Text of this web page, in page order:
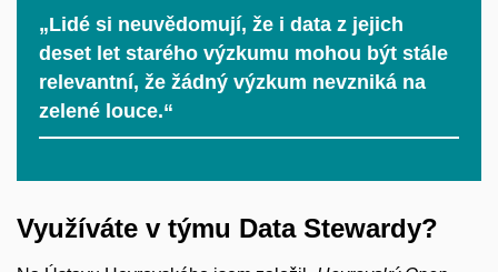
„Lidé si neuvědomují, že i data z jejich
deset let starého výzkumu mohou být stále
relevantní, že žádný výzkum nevzniká na
zelené louce.“
Využíváte v týmu Data Stewardy?